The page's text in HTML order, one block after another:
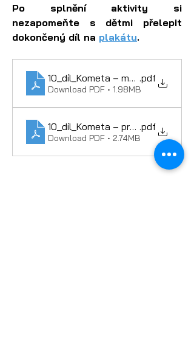
Po splnění aktivity si
nezapomeňte s dětmi přelepit
dokončený díl na plakátu.
10_díl_Kometa – metodika
.pdf
Download PDF • 1.98MB
10_díl_Kometa – pracovní listy
.pdf
Download PDF • 2.74MB